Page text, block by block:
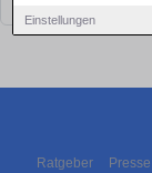
Einstellungen
Ratgeber Presse